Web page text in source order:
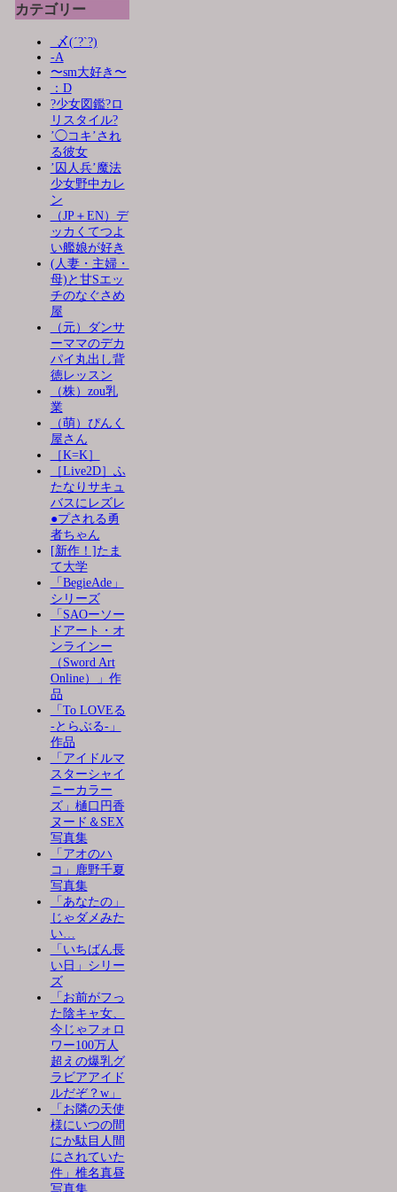
カテゴリー
_〆(´?`?)
-A
〜sm大好き〜
：D
?少女図鑑?ロ
リスタイル?
’◯コキ’され
る彼女
’囚人兵’魔法
少女野中カレ
ン
（JP＋EN）デ
ッカくてつよ
い艦娘が好き
(人妻・主婦・
母)と甘Sエッ
チのなぐさめ
屋
（元）ダンサ
ーママのデカ
パイ丸出し背
徳レッスン
（株）zou乳
業
（萌）ぴんく
屋さん
［K=K］
［Live2D］ふ
たなりサキュ
バスにレズレ
●プされる勇
者ちゃん
[新作！]たま
て大学
「BegieAde」
シリーズ
「SAOーソー
ドアート・オ
ンラインー
（Sword Art
Online）」作
品
「To LOVEる
-とらぶる-」
作品
「アイドルマ
スターシャイ
ニーカラー
ズ」樋口円香
ヌード＆SEX
写真集
「アオのハ
コ」鹿野千夏
写真集
「あなたの」
じゃダメみた
い…
「いちばん長
い日」シリー
ズ
「お前がフっ
た陰キャ女、
今じゃフォロ
ワー100万人
超えの爆乳グ
ラビアアイド
ルだぞ？w」
「お隣の天使
様にいつの間
にか駄目人間
にされていた
件」椎名真昼
写真集